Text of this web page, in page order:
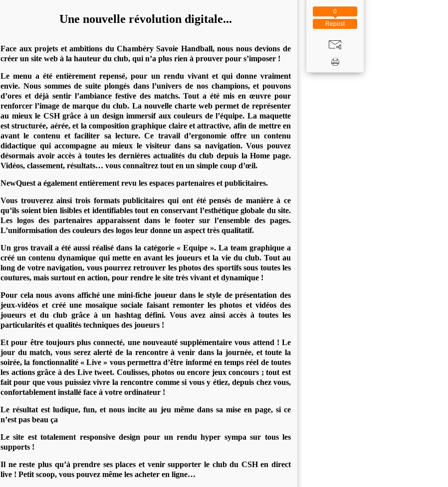
Une nouvelle révolution digitale...
Face aux projets et ambitions du Chambéry Savoie Handball, nous nous devions de
créer un site web à la hauteur du club, qui n’a plus rien à prouver pour s’imposer !
Le menu a été entièrement repensé, pour un rendu vivant et qui donne vraiment
envie. Nous sommes de suite plongés dans l’univers de nos champions, et pouvons
d’ores et déjà sentir l’ambiance festive des matchs. Tout a été mis en œuvre pour
renforcer l’image de marque du club. La nouvelle charte web permet de représenter
au mieux le CSH grâce à un design immersif aux couleurs de l’équipe. La maquette
est structurée, aérée, et la composition graphique claire et attractive, afin de mettre en
avant le contenu et faciliter sa lecture. Ce travail d’ergonomie offre un contenu
didactique qui accompagne au mieux le visiteur dans sa navigation. Vous pouvez
désormais avoir accès à toutes les dernières actualités du club depuis la Home page.
Vidéos, classement, résultats… vous connaîtrez tout en un simple coup d’œil.
NewQuest a également entièrement revu les espaces partenaires et publicitaires.
Vous trouverez ainsi trois formats publicitaires qui ont été pensés de manière à ce
qu’ils soient bien lisibles et identifiables tout en conservant l’esthétique globale du site.
Les logos des partenaires apparaissent dans le footer sur l’ensemble des pages.
L’uniformisation des couleurs des logos leur donne un aspect très qualitatif.
Un gros travail a été aussi réalisé dans la catégorie « Equipe ». La team graphique a
créé un contenu dynamique qui mette en avant les joueurs et la vie du club. Tout au
long de votre navigation, vous pourrez retrouver les photos des sportifs sous toutes les
coutures, mais surtout en action, pour rendre le site très vivant et dynamique !
Pour cela nous avons affiché une mini-fiche joueur dans le style de présentation des
jeux-vidéos et créé une mosaïque sociale faisant remonter les photos et vidéos des
joueurs et du club grâce à un hashtag défini. Vous avez ainsi accès à toutes les
particularités et qualités techniques des joueurs !
Et pour être toujours plus connecté, une nouveauté supplémentaire vous attend ! Le
jour du match, vous serez alerté de la rencontre à venir dans la journée, et toute la
soirée, la fonctionnalité « Live » vous permettra d’être informé en temps réel de toutes
les actions grâce à des Live tweet. Coulisses, photos ou encore jeux concours ; tout est
fait pour que vous puissiez vivre la rencontre comme si vous y étiez, depuis chez vous,
confortablement installé face à votre ordinateur !
Le résultat est ludique, fun, et nous incite au jeu même dans sa mise en page, si ce
n’est pas beau ça
Le site est totalement responsive design pour un rendu hyper sympa sur tous les
supports !
Il ne reste plus qu’à prendre ses places et venir supporter le club du CSH en direct
live ! Petit scoop, vous pouvez même les acheter en ligne…
Repost
0